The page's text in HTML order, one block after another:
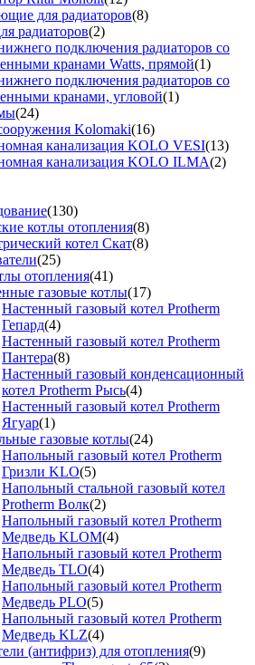
для радиаторов(8)
радиаторов(2)
подключения радиаторов со
кранами Watts, прямой(1)
подключения радиаторов со
кранами, угловой(1)
(24)
Kolomaki(16)
канализация KOLO VESI(13)
канализация KOLO ILMA(2)
(130)
котлы отопления(8)
котел Скат(8)
(25)
отопления(41)
газовые котлы(17)
Настенный газовый котел Protherm
Гепард(4)
Настенный газовый котел Protherm
Пантера(8)
Настенный газовый конденсационный
котел Protherm Рысь(4)
Настенный газовый котел Protherm
Ягуар(1)
газовые котлы(24)
Напольный газовый котел Protherm
Гризли KLO(5)
Напольный стальной газовый котел
Protherm Волк(2)
Напольный газовый котел Protherm
Медведь KLOM(4)
Напольный газовый котел Protherm
Медведь TLO(4)
Напольный газовый котел Protherm
Медведь PLO(5)
Напольный газовый котел Protherm
Медведь KLZ(4)
(антифриз) для отопления(9)